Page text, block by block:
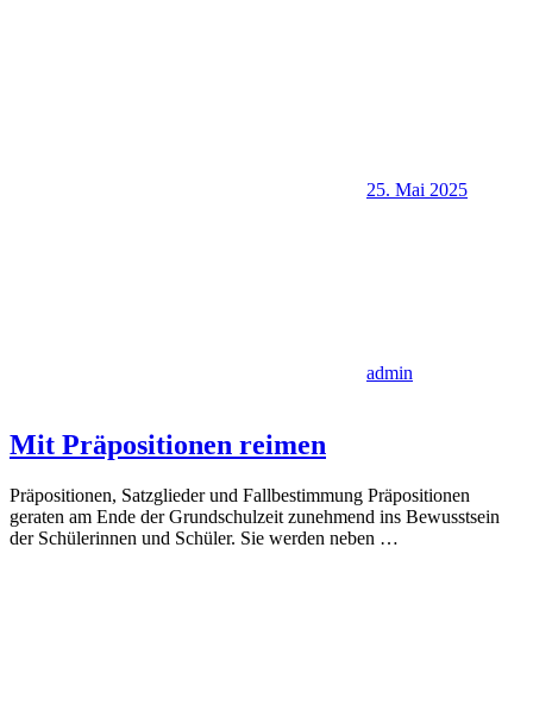
25. Mai 2025
admin
Mit Präpositionen reimen
Präpositionen, Satzglieder und Fallbestimmung Präpositionen
geraten am Ende der Grundschulzeit zunehmend ins Bewusstsein
der Schülerinnen und Schüler. Sie werden neben …